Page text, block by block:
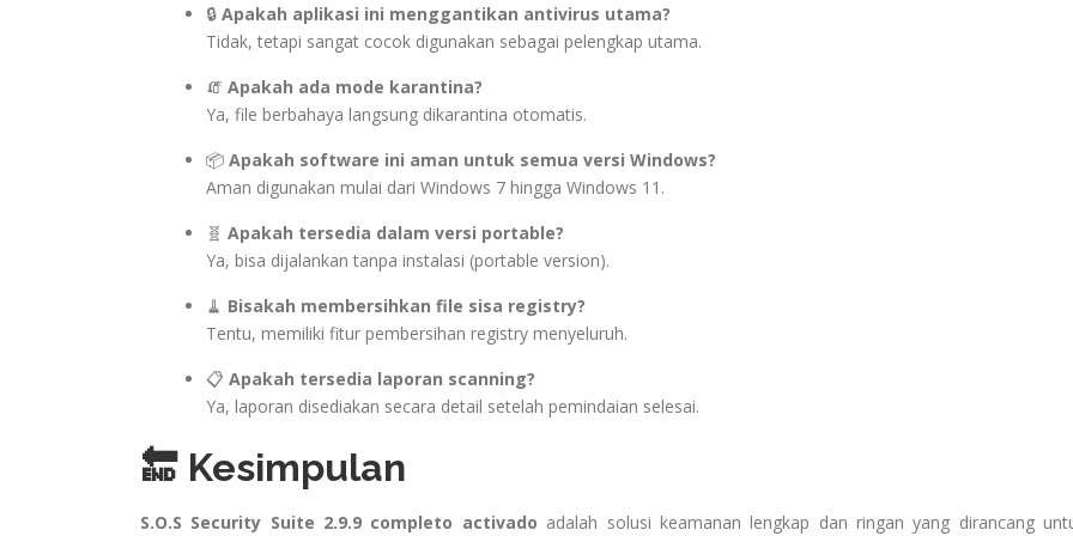
🔒 Apakah aplikasi ini menggantikan antivirus utama?
Tidak, tetapi sangat cocok digunakan sebagai pelengkap utama.
🧯 Apakah ada mode karantina?
Ya, file berbahaya langsung dikarantina otomatis.
📦 Apakah software ini aman untuk semua versi Windows?
Aman digunakan mulai dari Windows 7 hingga Windows 11.
🧬 Apakah tersedia dalam versi portable?
Ya, bisa dijalankan tanpa instalasi (portable version).
🧹 Bisakah membersihkan file sisa registry?
Tentu, memiliki fitur pembersihan registry menyeluruh.
📋 Apakah tersedia laporan scanning?
Ya, laporan disediakan secara detail setelah pemindaian selesai.
🔚 Kesimpulan
S.O.S Security Suite 2.9.9 completo activado adalah solusi keamanan lengkap dan ringan yang dirancang